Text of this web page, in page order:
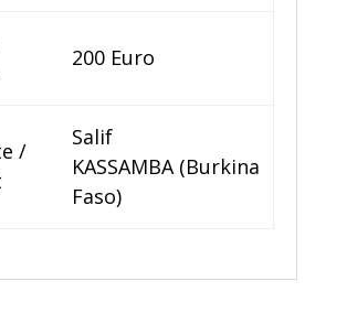
200 Euro
/
Salif
KASSAMBA (Burkina
Faso)